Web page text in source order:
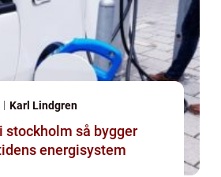
Karl Lindgren
så bygger
energisystem